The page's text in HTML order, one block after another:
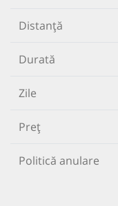
Distanță
Durată
Zile
Preț
Politică anulare